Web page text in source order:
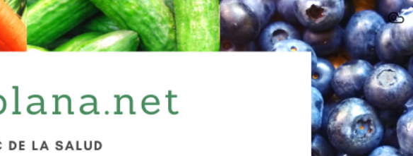
Skip to navigation